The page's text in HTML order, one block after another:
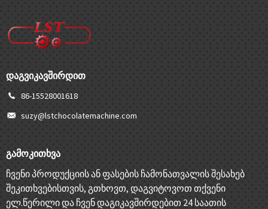
ᲓᲐᲒᲕᲘᲙᲐᲕᲨᲘᲠᲓᲘᲗ
86-15528001618
suzy@lstchocolatemachine.com
ᲒᲐᲛᲝᲙᲘᲗᲮᲕᲐ
ჩვენი პროდუქციის ან ფასების ჩამონათვალის შესახებ
შეკითხვებისთვის, გთხოვთ, დაგვიტოვოთ თქვენი
ელ.წერილი და ჩვენ დაგიკავშირდებით 24 საათის